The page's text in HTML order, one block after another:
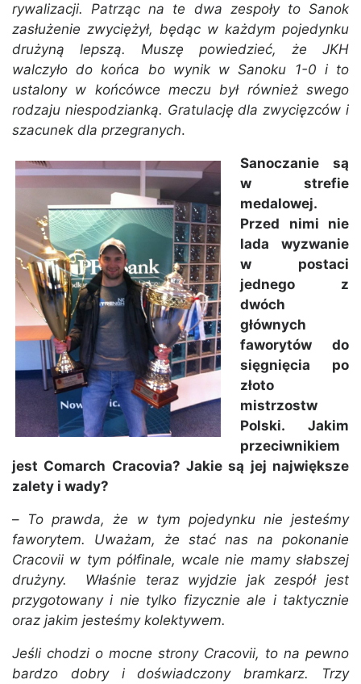
rywalizacji. Patrząc na te dwa zespoły to Sanok
zasłużenie zwyciężył, będąc w każdym pojedynku
drużyną lepszą. Muszę powiedzieć, że JKH
walczyło do końca bo wynik w Sanoku 1-0 i to
ustalony w końcówce meczu był również swego
rodzaju niespodzianką. Gratulację dla zwycięzców i
szacunek dla przegranych.
Sanoczanie są
w strefie
medalowej.
Przed nimi nie
lada wyzwanie
w postaci
jednego z
dwóch
głównych
faworytów do
sięgnięcia po
złoto
mistrzostw
Polski. Jakim
przeciwnikiem
jest Comarch Cracovia? Jakie są jej największe
zalety i wady?
– To prawda, że w tym pojedynku nie jesteśmy
faworytem. Uważam, że stać nas na pokonanie
Cracovii w tym półfinale, wcale nie mamy słabszej
drużyny. Właśnie teraz wyjdzie jak zespół jest
przygotowany i nie tylko fizycznie ale i taktycznie
oraz jakim jesteśmy kolektywem.
Jeśli chodzi o mocne strony Cracovii, to na pewno
bardzo dobry i doświadczony bramkarz. Trzy